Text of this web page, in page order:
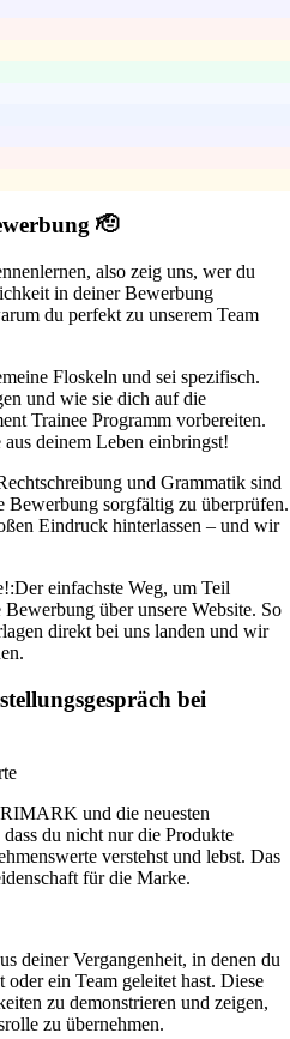
🫡
also zeig uns, wer du
in deiner Bewerbung
du perfekt zu unserem Team
Floskeln und sei spezifisch.
und wie sie dich auf die
Trainee Programm vorbereiten.
deinem Leben einbringst!
und Grammatik sind
sorgfältig zu überprüfen.
Eindruck hinterlassen – und wir
Der einfachste Weg, um Teil
über unsere Website. So
direkt bei uns landen und wir
bei
und die neuesten
du nicht nur die Produkte
verstehst und lebst. Das
für die Marke.
deiner Vergangenheit, in denen du
ein Team geleitet hast. Diese
zu demonstrieren und zeigen,
zu übernehmen.